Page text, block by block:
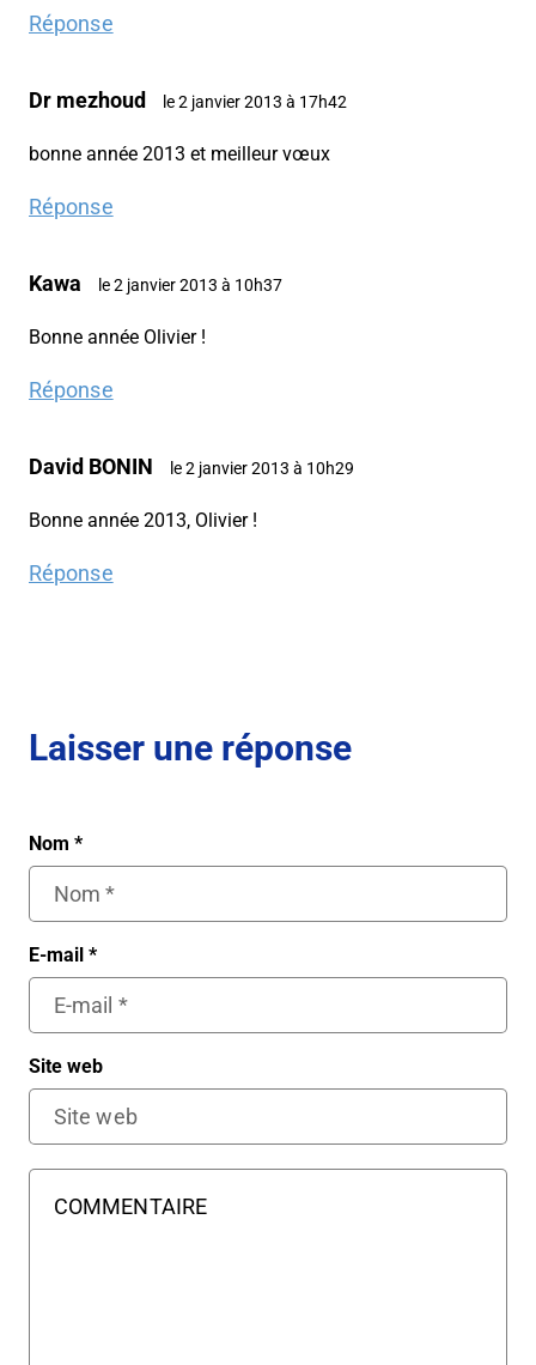
Réponse
Dr mezhoud le 2 janvier 2013 à 17h42
bonne année 2013 et meilleur vœux
Réponse
Kawa le 2 janvier 2013 à 10h37
Bonne année Olivier !
Réponse
David BONIN le 2 janvier 2013 à 10h29
Bonne année 2013, Olivier !
Réponse
Laisser une réponse
Nom *
E-mail *
Site web